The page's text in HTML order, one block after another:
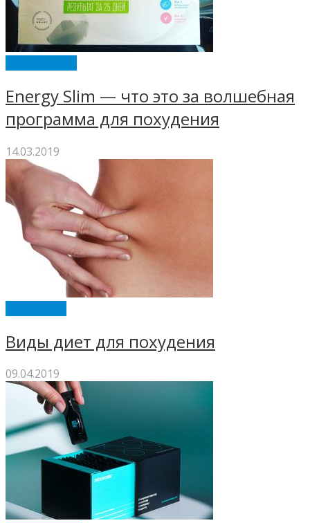
Energy Slim — что это за волшебная
программа для похудения
14.03.2019
Виды диет для похудения
09.04.2019